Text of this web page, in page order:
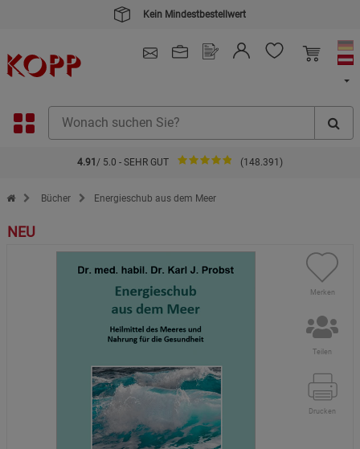
Kein Mindestbestellwert
4.91 / 5.0 - SEHR GUT (148.391)
Zur Startseite des Kopp Verlag Online-Shop
Bücher Energieschub aus dem Meer
NEU
Merken
Teilen
Drucken